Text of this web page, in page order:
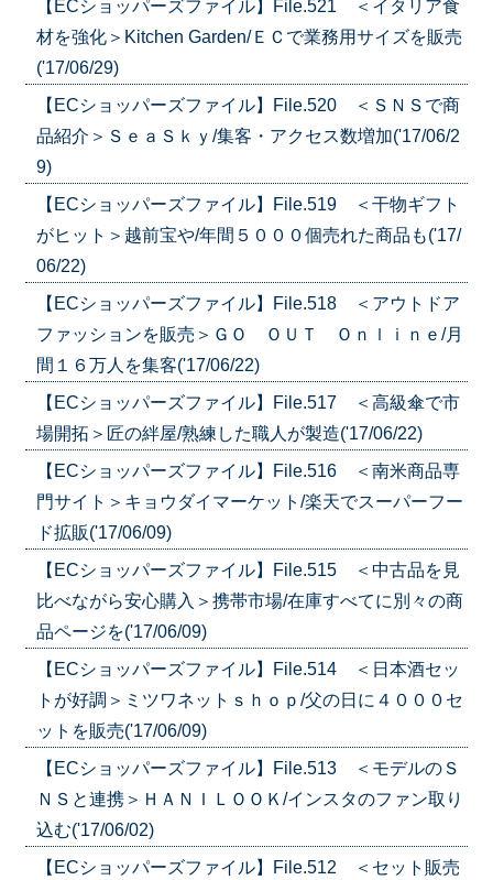
【ECショッパーズファイル】File.521 ＜イタリア食
材を強化＞Kitchen Garden/ＥＣで業務用サイズを販売
('17/06/29)
【ECショッパーズファイル】File.520 ＜ＳＮＳで商
品紹介＞ＳｅａＳｋｙ/集客・アクセス数増加('17/06/2
9)
【ECショッパーズファイル】File.519 ＜干物ギフト
がヒット＞越前宝や/年間５０００個売れた商品も('17/
06/22)
【ECショッパーズファイル】File.518 ＜アウトドア
ファッションを販売＞ＧＯ ＯＵＴ Ｏｎｌｉｎｅ/月
間１６万人を集客('17/06/22)
【ECショッパーズファイル】File.517 ＜高級傘で市
場開拓＞匠の絆屋/熟練した職人が製造('17/06/22)
【ECショッパーズファイル】File.516 ＜南米商品専
門サイト＞キョウダイマーケット/楽天でスーパーフー
ド拡販('17/06/09)
【ECショッパーズファイル】File.515 ＜中古品を見
比べながら安心購入＞携帯市場/在庫すべてに別々の商
品ページを('17/06/09)
【ECショッパーズファイル】File.514 ＜日本酒セッ
トが好調＞ミツワネットｓｈｏｐ/父の日に４０００セ
ットを販売('17/06/09)
【ECショッパーズファイル】File.513 ＜モデルのＳ
ＮＳと連携＞ＨＡＮＩＬＯＯＫ/インスタのファン取り
込む('17/06/02)
【ECショッパーズファイル】File.512 ＜セット販売